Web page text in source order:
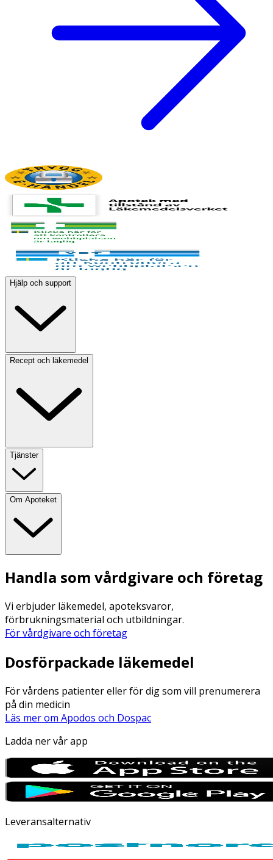
Hjälp och support
Recept och läkemedel
Tjänster
Om Apoteket
Handla som vårdgivare och företag
Vi erbjuder läkemedel, apoteksvaror,
förbrukningsmaterial och utbildningar.
För vårdgivare och företag
Dosförpackade läkemedel
För vårdens patienter eller för dig som vill prenumerera
på din medicin
Läs mer om Apodos och Dospac
Ladda ner vår app
Leveransalternativ